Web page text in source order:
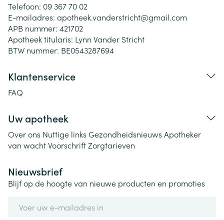
Telefoon: 09 367 70 02
E-mailadres: apotheek.vanderstricht@gmail.com
APB nummer: 421702
Apotheek titularis: Lynn Vander Stricht
BTW nummer: BE0543287694
Klantenservice
FAQ
Uw apotheek
Over ons Nuttige links Gezondheidsnieuws Apotheker
van wachtVoorschriftZorgtarieven
Nieuwsbrief
Blijf op de hoogte van nieuwe producten en promoties